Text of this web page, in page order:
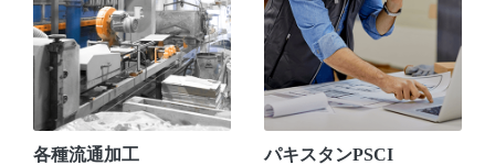
各種流通加工 パキスタンPSCI